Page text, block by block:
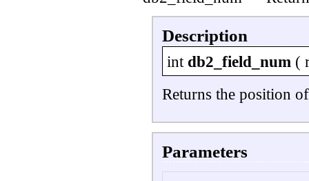
Description
int db2_field_num (
Returns the position
Parameters